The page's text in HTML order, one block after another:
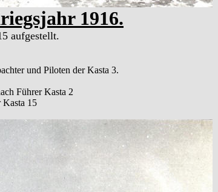
1916.
aufgestellt.
und Piloten der Kasta 3.
Führer Kasta 2
Kasta 15